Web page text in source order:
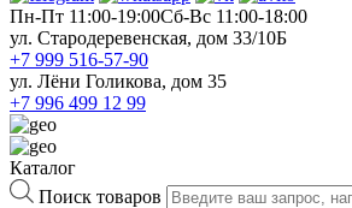
Пн-Пт 11:00-19:00Cб-Вс 11:00-18:00
ул. Стародеревенская, дом 33/10Б
+7 999 516-57-90
ул. Лёни Голикова, дом 35
+7 996 499 12 99
Каталог
Поиск товаров